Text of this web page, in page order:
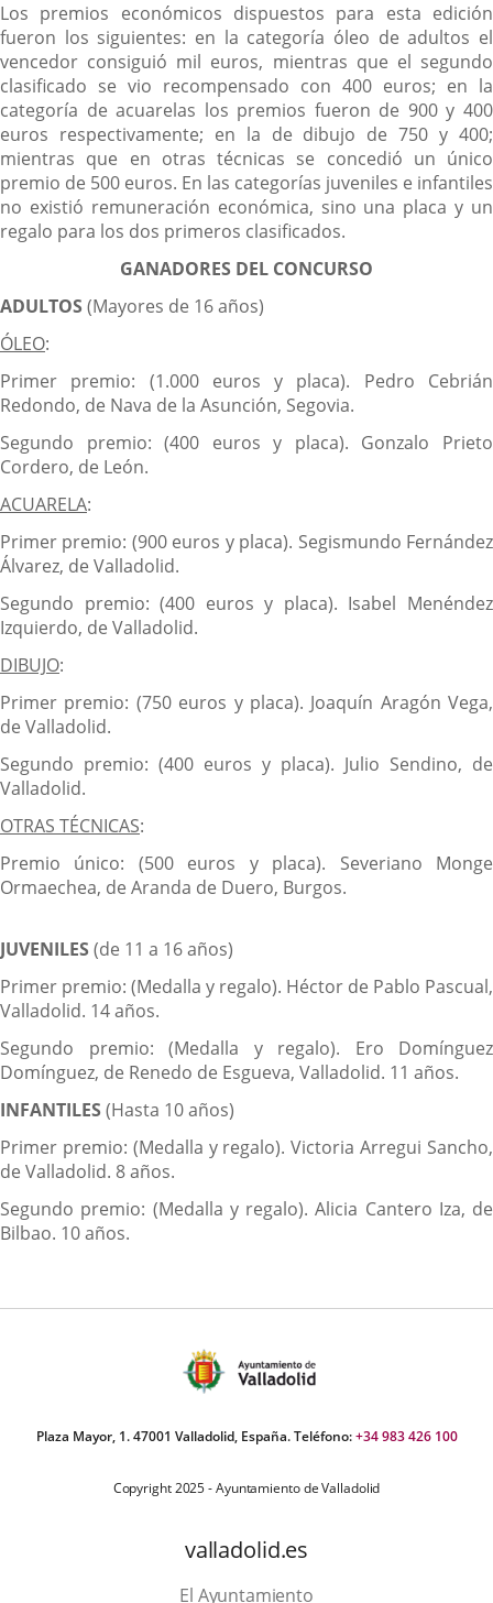
Los premios económicos dispuestos para esta edición
fueron los siguientes: en la categoría óleo de adultos el
vencedor consiguió mil euros, mientras que el segundo
clasificado se vio recompensado con 400 euros; en la
categoría de acuarelas los premios fueron de 900 y 400
euros respectivamente; en la de dibujo de 750 y 400;
mientras que en otras técnicas se concedió un único
premio de 500 euros. En las categorías juveniles e infantiles
no existió remuneración económica, sino una placa y un
regalo para los dos primeros clasificados.
GANADORES DEL CONCURSO
ADULTOS(Mayores de 16 años)
ÓLEO:
Primer premio: (1.000 euros y placa). Pedro Cebrián
Redondo, de Nava de la Asunción, Segovia.
Segundo premio: (400 euros y placa). Gonzalo Prieto
Cordero, de León.
ACUARELA:
Primer premio: (900 euros y placa). Segismundo Fernández
Álvarez, de Valladolid.
Segundo premio: (400 euros y placa). Isabel Menéndez
Izquierdo, de Valladolid.
DIBUJO:
Primer premio: (750 euros y placa). Joaquín Aragón Vega,
de Valladolid.
Segundo premio: (400 euros y placa). Julio Sendino, de
Valladolid.
OTRAS TÉCNICAS:
Premio único: (500 euros y placa). Severiano Monge
Ormaechea, de Aranda de Duero, Burgos.
JUVENILES(de 11 a 16 años)
Primer premio: (Medalla y regalo). Héctor de Pablo Pascual,
Valladolid. 14 años.
Segundo premio: (Medalla y regalo). Ero Domínguez
Domínguez, de Renedo de Esgueva, Valladolid. 11 años.
INFANTILES(Hasta 10 años)
Primer premio: (Medalla y regalo). Victoria Arregui Sancho,
de Valladolid. 8 años.
Segundo premio: (Medalla y regalo). Alicia Cantero Iza, de
Bilbao. 10 años.
Plaza Mayor, 1. 47001 Valladolid, España. Teléfono:+34 983 426 100
Copyright 2025 - Ayuntamiento de Valladolid
valladolid.es
El Ayuntamiento